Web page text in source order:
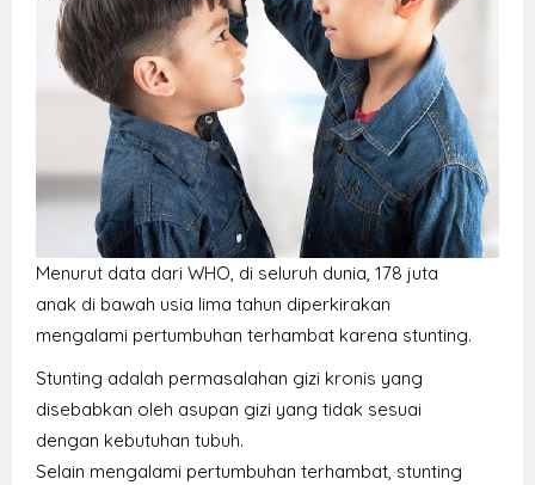
Menurut data dari WHO, di seluruh dunia, 178 juta
anak di bawah usia lima tahun diperkirakan
mengalami pertumbuhan terhambat karena stunting.
Stunting adalah permasalahan gizi kronis yang
disebabkan oleh asupan gizi yang tidak sesuai
dengan kebutuhan tubuh.
Selain mengalami pertumbuhan terhambat, stunting